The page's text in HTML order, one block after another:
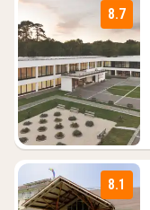
8.7
8.1